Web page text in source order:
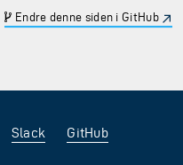
Endre denne siden i GitHub
Slack GitHub